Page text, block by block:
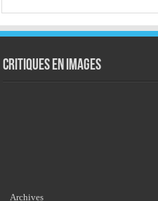
Critiques en images
Archives